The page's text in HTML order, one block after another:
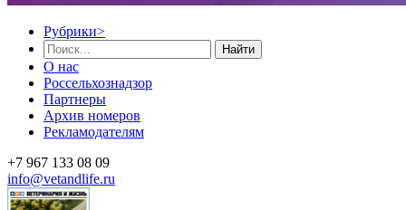
Рубрики>
Найти
О нас
Россельхознадзор
Партнеры
Архив номеров
Рекламодателям
+7 967 133 08 09
info@vetandlife.ru